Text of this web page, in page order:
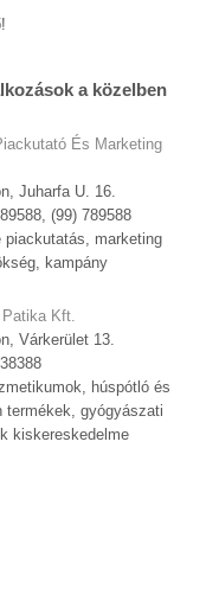
a közelben
És Marketing
Juharfa U. 16.
(99) 789588
piackutatás, marketing
kampány
Patika Kft.
Várkerület 13.
húspótló és
termékek, gyógyászati
kiskereskedelme